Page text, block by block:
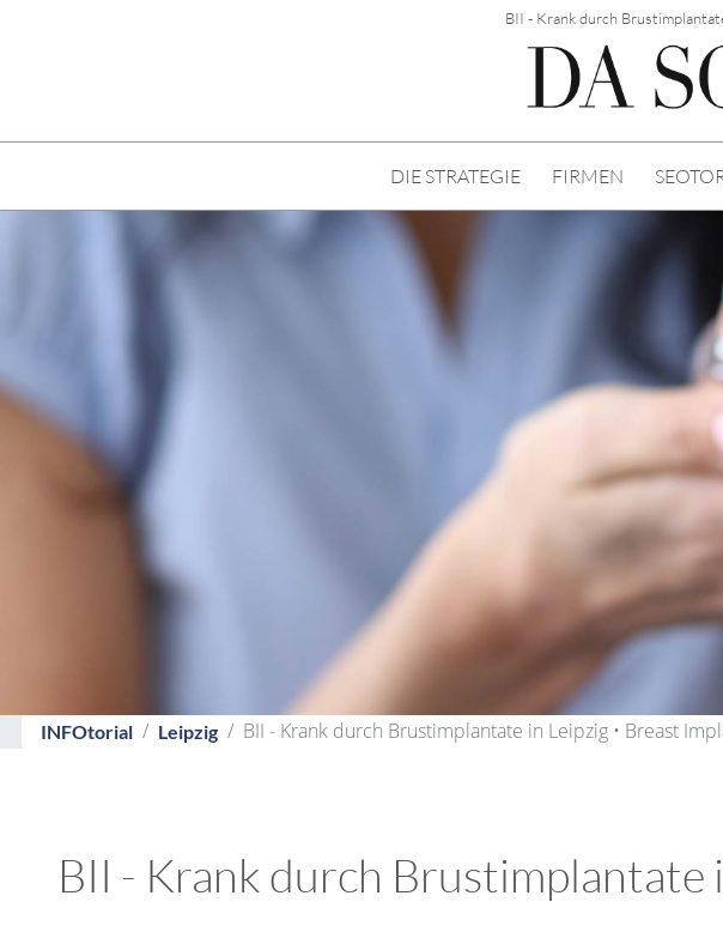
BII - Krank durch
DIE STRATEGIE FIRMEN
INFOtorial Leipzig BII - Krank durch Brustimplantate in Leipzig • Breast
BII - Krank durch Brustimplantate